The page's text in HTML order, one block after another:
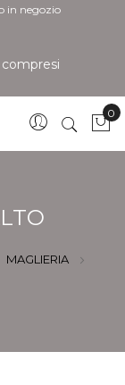
in negozio
compresi
0
MAGLIERIA